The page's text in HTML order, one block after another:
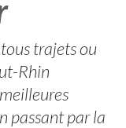
trajets ou
Rhin
passant par la